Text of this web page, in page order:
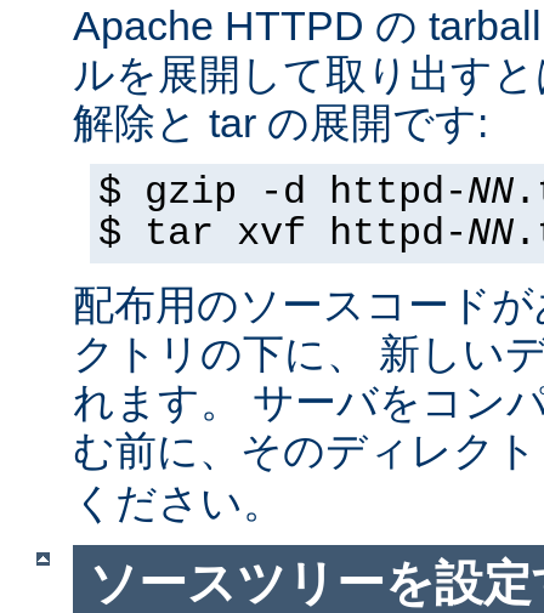
Apache HTTPD の
ルを展開して取り出す
解除と tar の展開です:
$ gzip -d httpd-NN
$ tar xvf httpd-NN
配布用のソースコード
クトリの下に、 新しい
れます。 サーバをコン
む前に、そのディレク
ください。
ソースツリーを設